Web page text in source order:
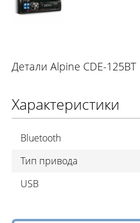
Детали Alpine CDE-125BT
Характеристики
Bluetooth
Тип привода
USB